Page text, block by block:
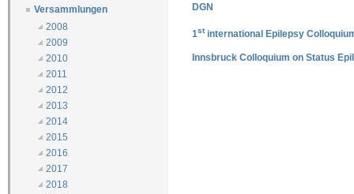
Versammlungen
2008
2009
2010
2011
2012
2013
2014
2015
2016
2017
2018
DGN
1stinternational Epilepsy
Innsbruck Colloquium on Status